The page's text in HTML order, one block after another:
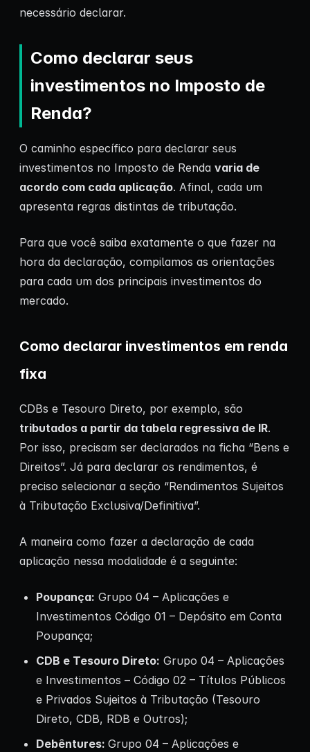
necessário declarar.
Como declarar seus
investimentos no Imposto de
Renda?
O caminho específico para declarar seus
investimentos no Imposto de Renda varia de
acordo com cada aplicação. Afinal, cada um
apresenta regras distintas de tributação.
Para que você saiba exatamente o que fazer na
hora da declaração, compilamos as orientações
para cada um dos principais investimentos do
mercado.
Como declarar investimentos em renda
fixa
CDBs e Tesouro Direto, por exemplo, são
tributados a partir da tabela regressiva de IR.
Por isso, precisam ser declarados na ficha “Bens e
Direitos”. Já para declarar os rendimentos, é
preciso selecionar a seção “Rendimentos Sujeitos
à Tributação Exclusiva/Definitiva”.
A maneira como fazer a declaração de cada
aplicação nessa modalidade é a seguinte:
Poupança: Grupo 04 – Aplicações e
Investimentos Código 01 – Depósito em Conta
Poupança;
CDB e Tesouro Direto: Grupo 04 – Aplicações
e Investimentos – Código 02 – Títulos Públicos
e Privados Sujeitos à Tributação (Tesouro
Direto, CDB, RDB e Outros);
Debêntures: Grupo 04 – Aplicações e